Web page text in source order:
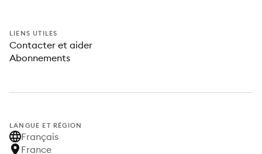
LIENS UTILES
Contacter et aider
Abonnements
LANGUE ET RÉGION
Français
France